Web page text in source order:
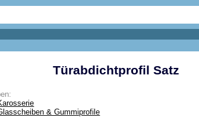
Türabdichtprofil Satz
& Gummiprofile